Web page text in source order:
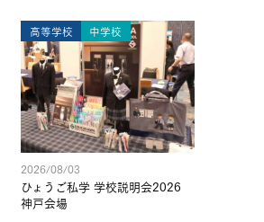
高等学校 中学校
2026/08/03
ひょうご私学 学校説明会2026
神戸会場